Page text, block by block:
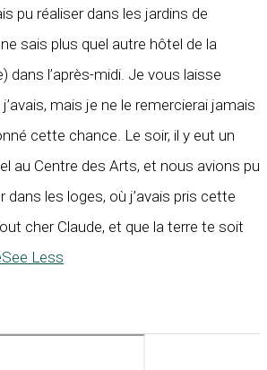
pu réaliser dans les jardins de
sais plus quel autre hôtel de la
dans l’après-midi. Je vous laisse
mais je ne le remercierai jamais
cette chance. Le soir, il y eut un
au Centre des Arts, et nous avions pu
dans les loges, où j’avais pris cette
cher Claude, et que la terre te soit
See Less